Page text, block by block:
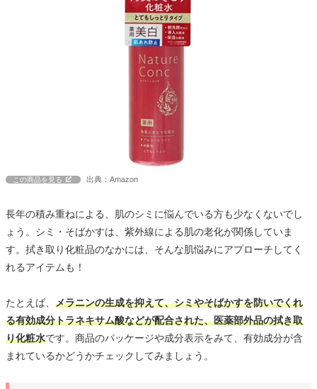
この商品を見る 出典：Amazon
長年の積み重ねによる、肌のシミに悩んでいる方も少なくないでし
ょう。シミ・そばかすは、紫外線による肌の老化が関係していま
す。拭き取り化粧品のなかには、そんな肌悩みにアプローチしてく
れるアイテムも！
たとえば、 メラニンの生成を抑えて、シミやそばかすを防いでくれ
る有効成分トラネキサム酸などが配合された、医薬部外品の拭き取
り化粧水です。商品のパッケージや成分表示をみて、有効成分が含
まれているかどうかチェックしてみましょう。